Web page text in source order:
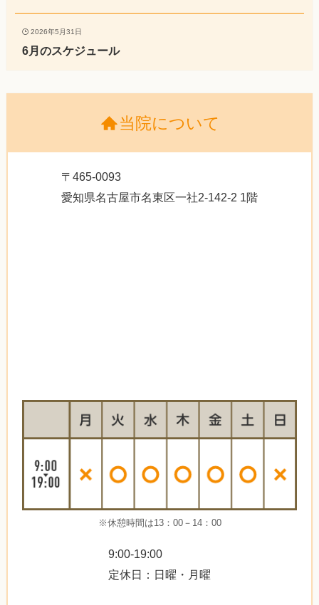
2026年5月31日
6月のスケジュール
当院について
〒465-0093
愛知県名古屋市名東区一社2-142-2 1階
※休憩時間は13：00－14：00
9:00-19:00
定休日：日曜・月曜